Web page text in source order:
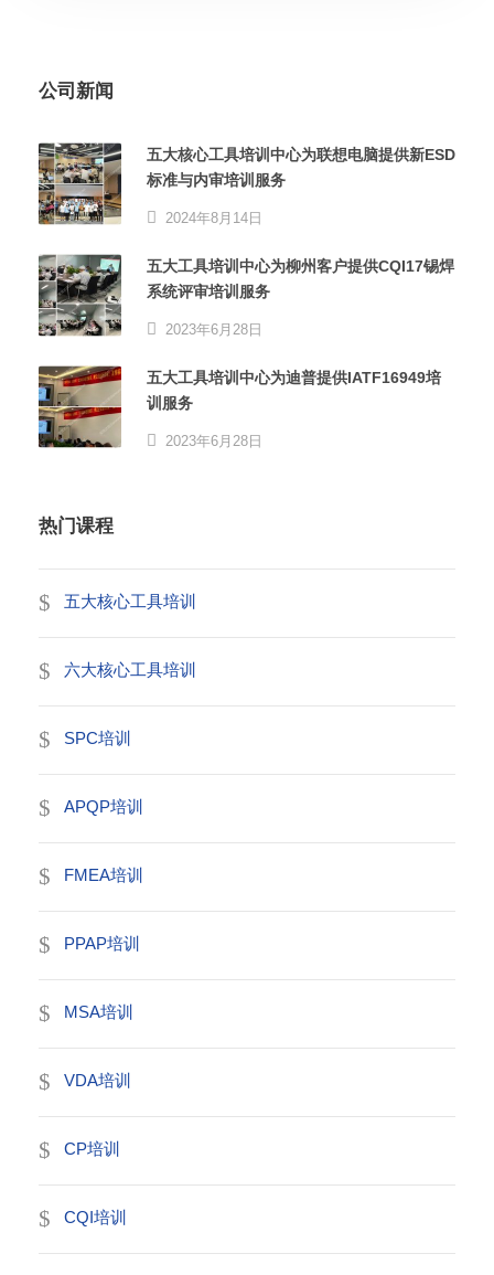
公司新闻
五大核心工具培训中心为联想电脑提供新ESD
标准与内审培训服务
2024年8月14日
五大工具培训中心为柳州客户提供CQI17锡焊
系统评审培训服务
2023年6月28日
五大工具培训中心为迪普提供IATF16949培
训服务
2023年6月28日
热门课程
五大核心工具培训
六大核心工具培训
SPC培训
APQP培训
FMEA培训
PPAP培训
MSA培训
VDA培训
CP培训
CQI培训